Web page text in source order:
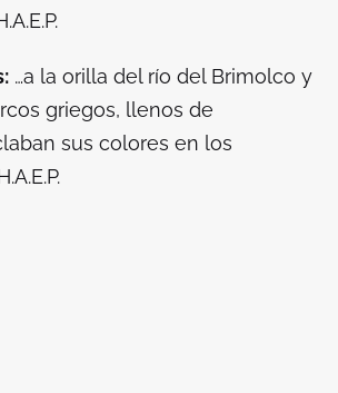
…a la orilla del río del Brimolco y
griegos, llenos de
sus colores en los